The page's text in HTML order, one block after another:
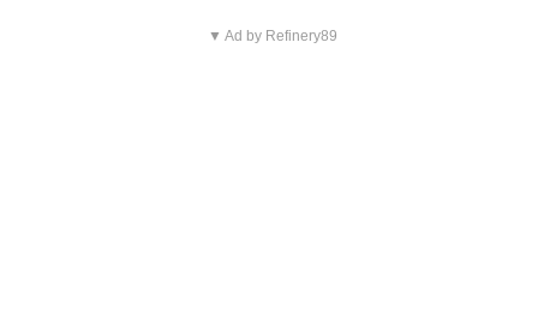
▼ Ad by Refinery89